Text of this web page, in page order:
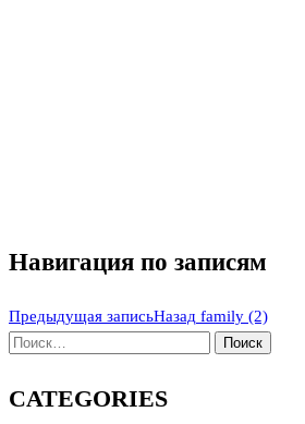
Навигация по записям
Предыдущая записьНазад family (2)
CATEGORIES